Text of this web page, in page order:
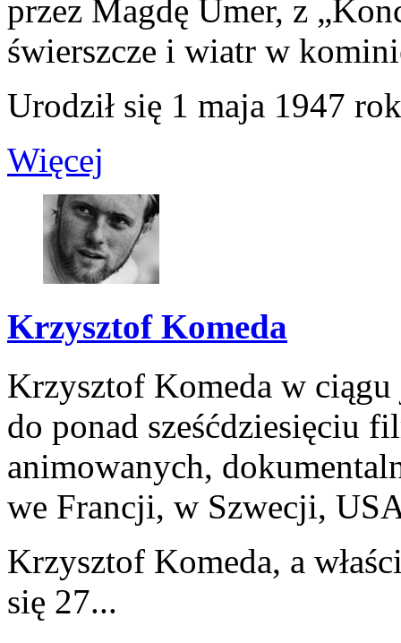
przez Magdę Umer, z
świerszcze i wiatr w
Urodził się 1 maja 1947
Więcej
Krzysztof Komeda
Krzysztof Komeda w ciągu
do ponad sześćdziesięciu
animowanych,
we Francji, w Szwecji,
Krzysztof Komeda, a
się 27...